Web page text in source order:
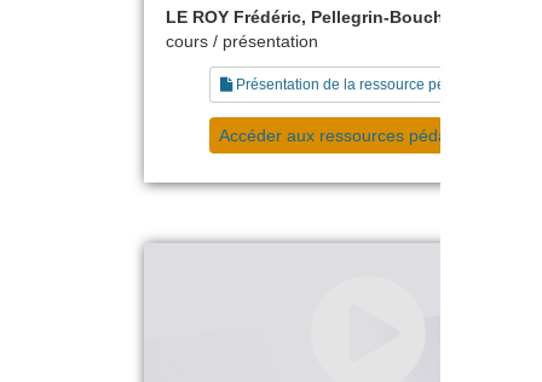
LE ROY Frédéric, Pellegrin-Boucher Estelle
cours / présentation
Présentation de la ressource pédagogique
Accéder aux ressources pédagogiques